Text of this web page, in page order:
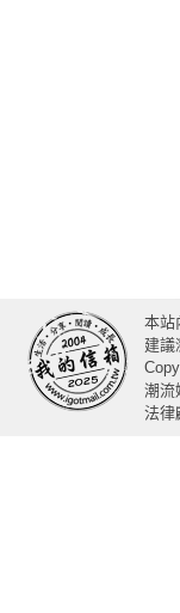
本站
建議
潮流
法律